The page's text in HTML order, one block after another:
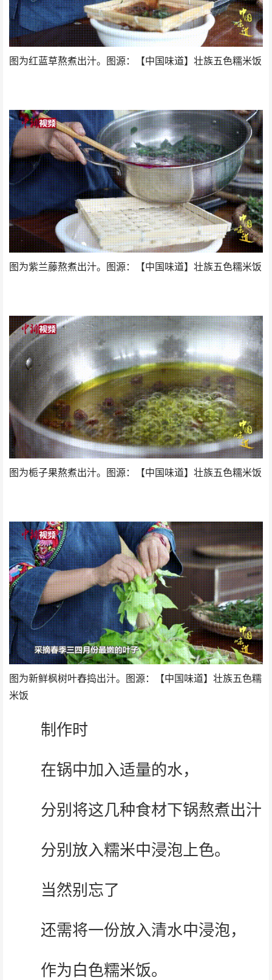
图为红蓝草熬煮出汁。图源：【中国味道】壮族五色糯米饭
图为紫兰藤熬煮出汁。图源：【中国味道】壮族五色糯米饭
图为栀子果熬煮出汁。图源：【中国味道】壮族五色糯米饭
图为新鲜枫树叶舂捣出汁。图源：【中国味道】壮族五色糯
米饭
制作时
在锅中加入适量的水，
分别将这几种食材下锅熬煮出汁
分别放入糯米中浸泡上色。
当然别忘了
还需将一份放入清水中浸泡，
作为白色糯米饭。